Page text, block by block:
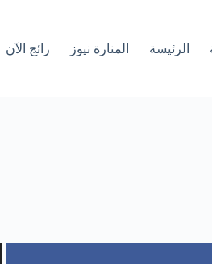
الرئیسة المنارة نيوز رائج الآن